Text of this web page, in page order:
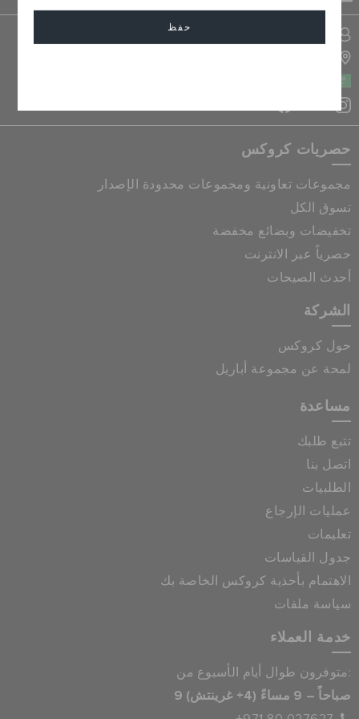
حفظ
حصريات كروكس
مجموعات تعاونية ومجموعات محدودة الإصدار
تسوق الكل
تخفيضات وبضائع مخفضة
حصرياً عبر الانترنت
أحدث الصيحات
الشركة
حول كروكس
لمحة عن مجموعة أباريل
مساعدة
تتبع طلبك
اتصل بنا
الطلبيات
عمليات الإرجاع
تعليمات
جدول القياسات
الاهتمام بأحذية كروكس الخاصة بك
سياسة ملفات
خدمة العملاء
متوفرون طوال أيام الأسبوع من:
9 صباحاً – 9 مساءً (4+ غرينتش)